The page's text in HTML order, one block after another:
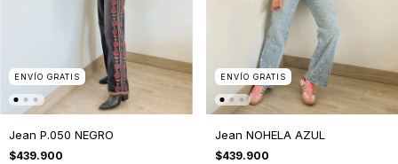
ENVÍO GRATIS
Jean P.050 NEGRO
$439.900
ENVÍO GRATIS
Jean NOHELA AZUL
$439.900